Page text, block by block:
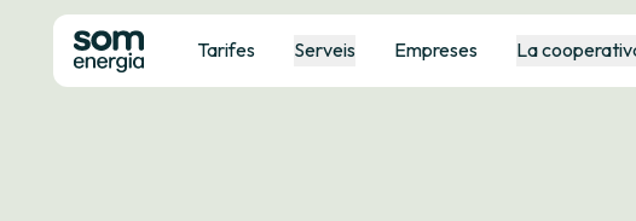
Tarifes Serveis Empreses La